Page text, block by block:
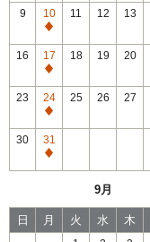
常
休
館
9
10
通
常
休
館
11 12 13
16
17
通
常
休
館
18 19 20
23
24
通
常
休
館
25 26 27
30
31
通
館
9月
日 月 火 水 木